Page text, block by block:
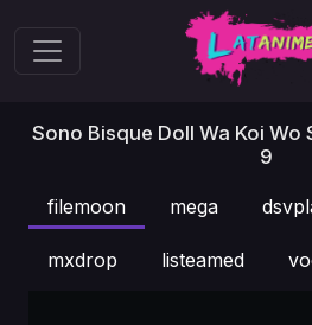
Sono Bisque Doll Wa Koi Wo
9
filemoon mega
mxdrop listeamed